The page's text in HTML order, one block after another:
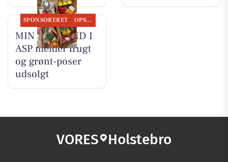
SPONSORERET OPSLAGSTAVLEN
MIN KØBMAND I
ASP melder frugt
og grønt-poser
udsolgt
VORES Holstebro